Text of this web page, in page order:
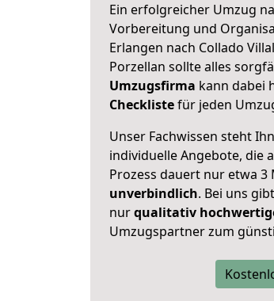
Ein erfolgreicher Umzug
Vorbereitung und
Erlangen nach Collado
Porzellan sollte alles
Umzugsfirma kann dabei
Checklistefür jeden
Unser Fachwissen steht
individuelle Angebote, die
Prozess dauert nur etwa
unverbindlich. Bei uns
nurqualitativ
Umzugspartner zum